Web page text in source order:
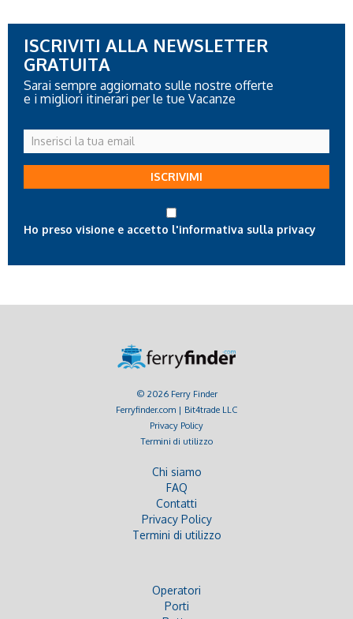
ISCRIVITI ALLA NEWSLETTER
GRATUITA
Sarai sempre aggiornato sulle nostre offerte
e i migliori itinerari per le tue Vacanze
Inserisci
la
tua
ISCRIVIMI
Ho preso visione e accetto l'informativa sulla privacy
© 2026 Ferry Finder
Ferryfinder.com | Bit4trade LLC
Privacy Policy
Termini di utilizzo
Chi siamo
FAQ
Contatti
Privacy Policy
Termini di utilizzo
Operatori
Porti